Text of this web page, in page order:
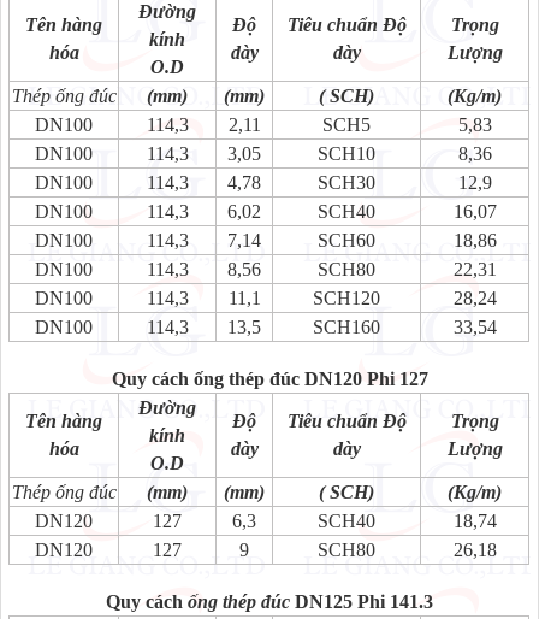
Tên hàng
hóa
Đường
kính
O.D
Độ
dày
Tiêu chuẩn Độ
dày
Trọng
Lượng
Thép ống đúc (mm) (mm) ( SCH)
(Kg/m)
DN100
114,3 2,11 SCH5
5,83
DN100
114,3 3,05 SCH10
8,36
DN100
114,3 4,78 SCH30
12,9
DN100
114,3 6,02 SCH40
16,07
DN100
114,3 7,14 SCH60
18,86
DN100
114,3 8,56 SCH80
22,31
DN100
114,3 11,1 SCH120
28,24
DN100
114,3 13,5 SCH160 33,54
Quy cách ống thép đúc DN120 Phi 127
Tên hàng
hóa
Đường
kính
O.D
Độ
dày
Tiêu chuẩn Độ
dày
Trọng
Lượng
Thép ống đúc (mm) (mm) ( SCH)
(Kg/m)
DN120
127 6,3 SCH40
18,74
DN120
127 9 SCH80 26,18
Quy cách ống thép đúc DN125 Phi 141.3